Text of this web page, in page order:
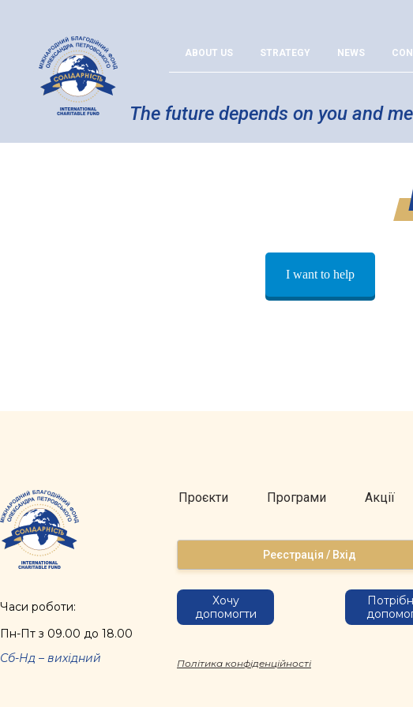
ABOUT US STRATEGY NEWS
The future depends on you and
I want to help
Часи роботи:
Пн-Пт з 09.00 до 18.00
Сб-Нд – вихідний
Проєкти Програми Акції
Реєстрація / Вхід
Хочу
допомогти
Політика конфіденційності